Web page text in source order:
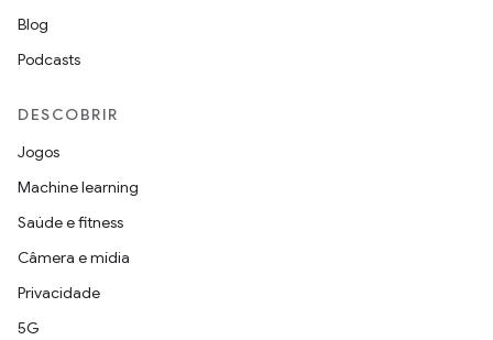
Blog
Podcasts
DESCOBRIR
Jogos
Machine learning
Saúde e fitness
Câmera e mídia
Privacidade
5G